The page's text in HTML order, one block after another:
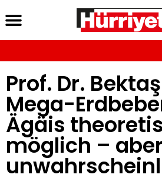
Prof. Dr.
Mega-
Ägäis
möglich –